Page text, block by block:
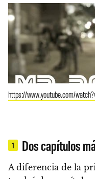
https://www.youtube.com/
1 Dos capítulos
A diferencia de la